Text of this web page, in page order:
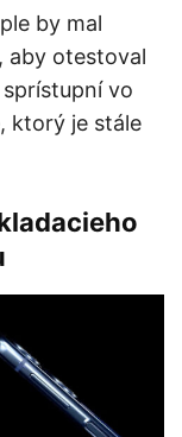
by mal
aby otestoval
vo
ktorý je stále